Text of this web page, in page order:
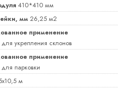
410*410 мм
мм 26,25 м2
применение
для укрепления склонов
применение
для парковки
м